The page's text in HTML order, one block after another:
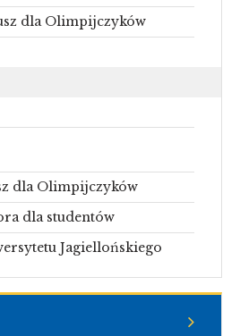
dla Olimpijczyków
dla Olimpijczyków
dla studentów
Jagiellońskiego